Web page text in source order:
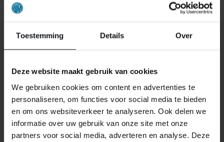
Toestemming Details Over
Deze website maakt gebruik van cookies
We gebruiken cookies om content en advertenties te
personaliseren, om functies voor social media te bieden
en om ons websiteverkeer te analyseren. Ook delen we
informatie over uw gebruik van onze site met onze
partners voor social media, adverteren en analyse. Deze
reden ook is, u heeft het recht uw bestelling tot14
annuleren. Behandel het product met zorg en zorg
ervoor dat deze bij het retour sturen goed verpakt is.
meer beschadigd dan nodig, dan kunnen we deze
waardevermindering van het product aan u
doorberekenen.